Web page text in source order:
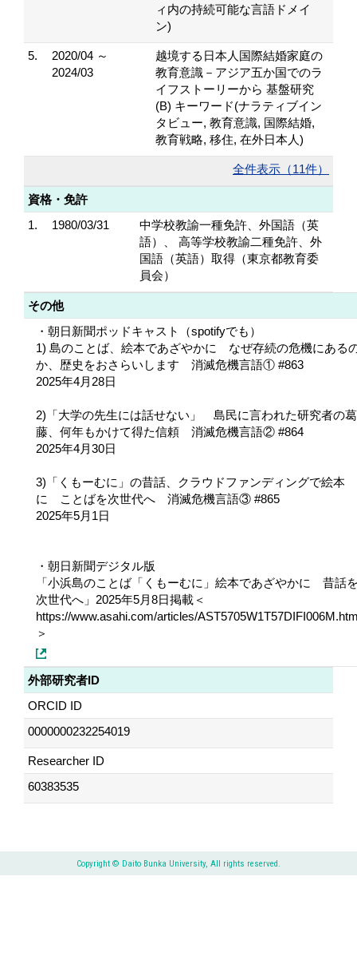
ィ内の持続可能な言語ドメイ
ン)
5.
2020/04 ～
2024/03
越境する日本人国際結婚家庭の
教育意識－アジア五か国でのラ
イフストーリーから 基盤研究
(B) キーワード(ナラティブイン
タビュー, 教育意識, 国際結婚,
教育戦略, 移住, 在外日本人)
全件表示（11件）
資格・免許
1.
1980/03/31
中学校教諭一種免許、外国語（英
語）、 高等学校教諭二種免許、外
国語（英語）取得（東京都教育委
員会）
その他
・朝日新聞ポッドキャスト（spotifyでも）
1) 島のことば、絵本であざやかに なぜ存続の危機にある
か、歴史をおさらいします 消滅危機言語① #863
2025年4月28日
2)「大学の先生には話せない」 島民に言われた研究者の葛
藤、何年もかけて得た信頼 消滅危機言語② #864
2025年4月30日
3)「くもーむに」の昔話、クラウドファンディングで絵本
に ことばを次世代へ 消滅危機言語③ #865
2025年5月1日
・朝日新聞デジタル版
「小浜島のことば「くもーむに」絵本であざやかに 昔話
次世代へ」2025年5月8日掲載＜
https://www.asahi.com/articles/
＞
外部研究者ID
ORCID ID
0000000232254019
Researcher ID
60383535
Copyright © Daito Bunka University, All rights reserved.